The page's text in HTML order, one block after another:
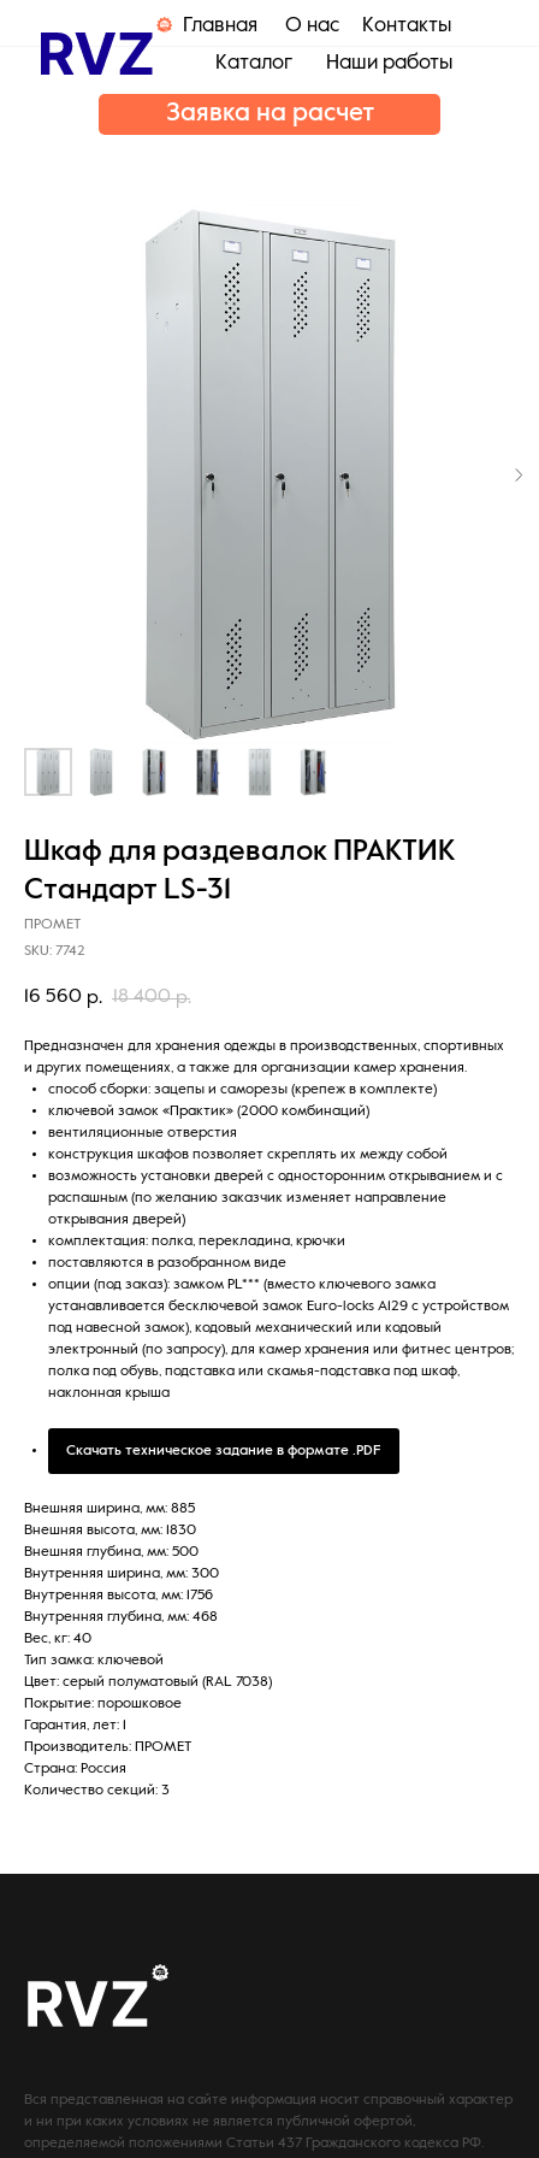
Главная
О нас
Наши работы
Каталог
Контакты
Заявка на расчет
Шкаф для раздевалок ПРАКТИК
Стандарт LS-31
ПРОМЕТ
SKU: 7742
16 560 р. 18 400 р.
Предназначен для хранения одежды в производственных, спортивных
и других помещениях, а также для организации камер хранения.
способ сборки: зацепы и саморезы (крепеж в комплекте)
ключевой замок «Практик» (2000 комбинаций)
вентиляционные отверстия
конструкция шкафов позволяет скреплять их между собой
возможность установки дверей с односторонним открыванием и с
распашным (по желанию заказчик изменяет направление
открывания дверей)
комплектация: полка, перекладина, крючки
поставляются в разобранном виде
опции (под заказ): замком PL*** (вместо ключевого замка
устанавливается бесключевой замок Euro-locks A129 с устройством
под навесной замок), кодовый механический или кодовый
электронный (по запросу), для камер хранения или фитнес центров;
полка под обувь, подставка или скамья-подставка под шкаф,
наклонная крыша
Скачать техническое задание в формате .PDF
Внешняя ширина, мм: 885
Внешняя высота, мм: 1830
Внешняя глубина, мм: 500
Внутренняя ширина, мм: 300
Внутренняя высота, мм: 1756
Внутренняя глубина, мм: 468
Вес, кг: 40
Тип замка: ключевой
Цвет: серый полуматовый (RAL 7038)
Покрытие: порошковое
Гарантия, лет: 1
Производитель: ПРОМЕТ
Страна: Россия
Количество секций: 3
Вся представленная на сайте информация носит справочный характер
и ни при каких условиях не является публичной офертой,
определяемой положениями Статьи 437 Гражданского кодекса РФ.